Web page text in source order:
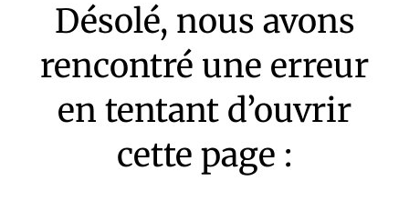
Désolé, nous avons
rencontré une erreur
en tentant d’ouvrir
cette page :